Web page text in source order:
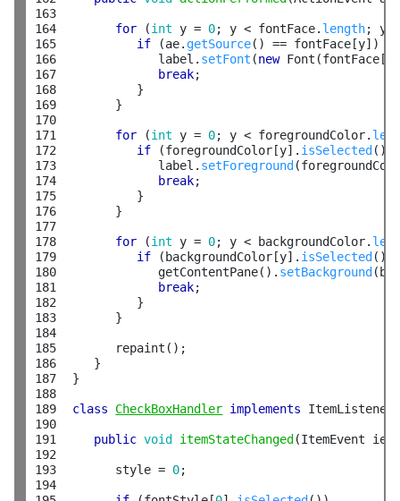
163
164
165
166
167
168
169
170
171
172
173
174
175
176
177
178
179
180
181
182
183
184
185
186
187
188
189
190
191
192
193
194
for (int y = 0; y < fontFace. length;
if (ae. getSource() == fontFace[y]) {
              label.
setFont (new
break;
           }
        }
for (int y = 0; y < foregroundColor.
if (foregroundColor[y]. isSelected ())
              label.
setForeground
break;
           }
        }
for (int y = 0; y < backgroundColor.
if (backgroundColor[y]. isSelected ())
              getContentPane().
setBackground
break;
           }
        }
        repaint();
     }
  }
class CheckBoxHandler implements
public void itemStateChanged (ItemEvent
        style =
0;